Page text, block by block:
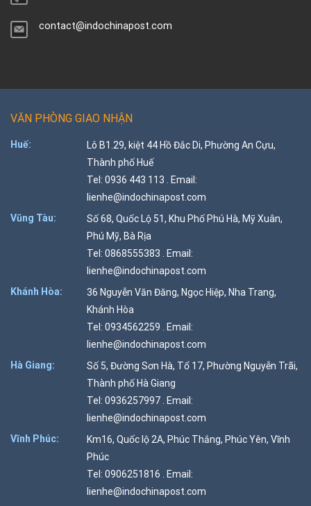
contact@indochinapost.com
VĂN PHÒNG GIAO NHẬN
Huế:
Lô B1.29, kiệt 44 Hồ Đắc Di, Phường An Cựu,
Thành phố Huế
Tel: 0936 443 113 . Email:
lienhe@indochinapost.com
Vũng Tàu:
Số 68, Quốc Lộ 51, Khu Phố Phú Hà, Mỹ Xuân,
Phú Mỹ, Bà Rịa
Tel: 0868555383 . Email:
lienhe@indochinapost.com
Khánh Hòa:
36 Nguyễn Văn Đăng, Ngọc Hiệp, Nha Trang,
Khánh Hòa
Tel: 0934562259 . Email:
lienhe@indochinapost.com
Hà Giang:
Số 5, Đường Sơn Hà, Tổ 17, Phường Nguyễn Trãi,
Thành phố Hà Giang
Tel: 0936257997 . Email:
lienhe@indochinapost.com
Vĩnh Phúc:
Km16, Quốc lộ 2A, Phúc Thắng, Phúc Yên, Vĩnh
Phúc
Tel: 0906251816 . Email:
lienhe@indochinapost.com